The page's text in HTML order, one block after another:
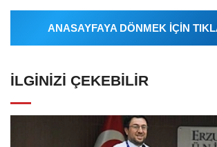
ANASAYFAYA DÖNMEK İÇİN
İLGINIZI ÇEKEBILIR